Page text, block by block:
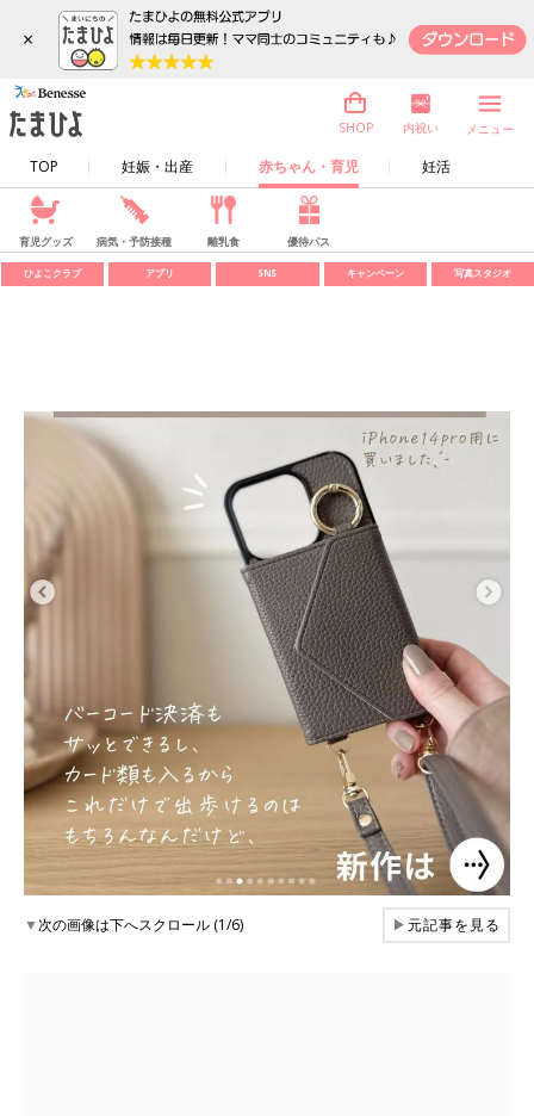
×
TOP 妊娠・出産 赤ちゃん・育児 妊活
SHOP 内祝い メニュー
育児グッズ 病気・予防接種 離乳食 優待パス
ひよこクラブ アプリ SNS キャンペーン 写真スタジオ
▼次の画像は下へスクロール (1/6) ▶元記事を見る